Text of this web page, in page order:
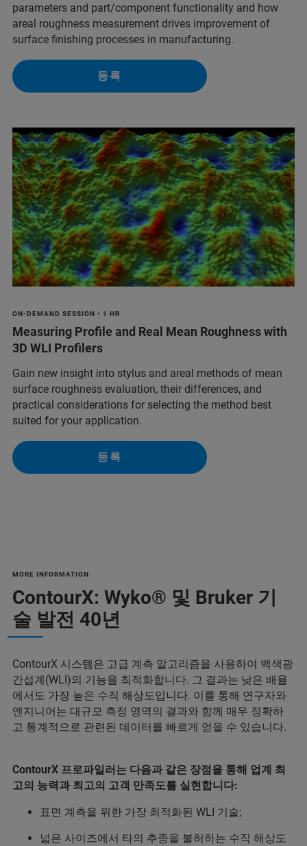
parameters and part/component functionality and how
areal roughness measurement drives improvement of
surface finishing processes in manufacturing.
등록
ON-DEMAND SESSION • 1 HR
Measuring Profile and Real Mean Roughness with
3D WLI Profilers
Gain new insight into stylus and areal methods of mean
surface roughness evaluation, their differences, and
practical considerations for selecting the method best
suited for your application.
등록
MORE INFORMATION
ContourX: Wyko® 및 Bruker 기
술 발전 40년
ContourX 시스템은 고급 계측 알고리즘을 사용하여 백색광
간섭계(WLI)의 기능을 최적화합니다. 그 결과는 낮은 배율
에서도 가장 높은 수직 해상도입니다. 이를 통해 연구자와
엔지니어는 대규모 측정 영역의 결과와 함께 매우 정확하
고 통계적으로 관련된 데이터를 빠르게 얻을 수 있습니다.
ContourX 프로파일러는 다음과 같은 장점을 통해 업계 최
고의 능력과 최고의 고객 만족도를 실현합니다:
표면 계측을 위한 가장 최적화된 WLI 기술;
넓은 사이즈에서 타의 추종을 불허하는 수직 해상도